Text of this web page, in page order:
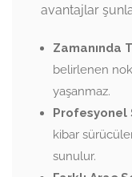
avantajlar
Zamanında
belirlenen
yaşanmaz.
Profesyonel
kibar
sunulur.